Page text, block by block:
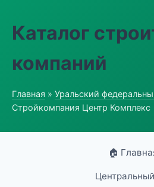
Каталог
компаний
Главная » Уральский
Стройкомпания Центр Комплекс
🏠